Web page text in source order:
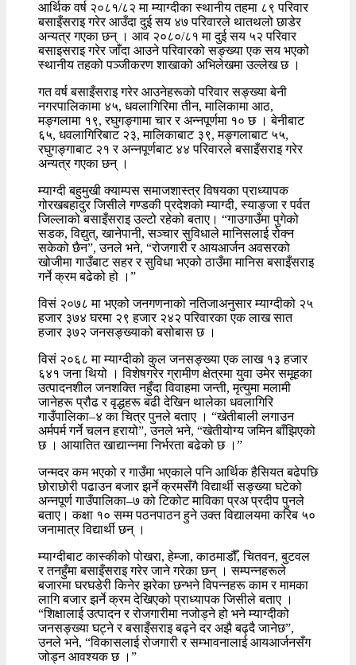
आर्थिक वर्ष २०८१/८२ मा म्याग्दीका स्थानीय तहमा ८९ परिवार
बसाइँसराइ गरेर आउँदा दुई सय ४७ परिवारले थातथलो छाडेर
अन्यत्र गएका छन् । आव २०८०/८१ मा दुई सय ५२ परिवार
बसाइसराइ गरेर जाँदा आउने परिवारको सङ्ख्या एक सय भएको
स्थानीय तहको पञ्जीकरण शाखाको अभिलेखमा उल्लेख छ ।
गत वर्ष बसाइँसराइ गरेर आउनेहरूको परिवार सङ्ख्या बेनी
नगरपालिकामा ४५, धवलागिरिमा तीन, मालिकामा आठ,
मङ्गलामा १९, रघुगङ्गामा चार र अन्नपूर्णमा १० छ । बेनीबाट
६५, धवलागिरिबाट २३, मालिकाबाट ३९, मङ्गलाबाट ५५,
रघुगङ्गाबाट २१ र अन्नपूर्णबाट ४४ परिवारले बसाइँसराइ गरेर
अन्यत्र गएका छन् ।
म्याग्दी बहुमुखी क्याम्पस समाजशास्त्र विषयका प्राध्यापक
गोरखबहादुर जिसीले गण्डकी प्रदेशको म्याग्दी, स्याङ्जा र पर्वत
जिल्लाको बसाइँसराइ उल्टो रहेको बताए। “गाउगाउँमा पुगेको
सडक, विद्युत्, खानेपानी, सञ्चार सुविधाले मानिसलाई रोक्न
सकेको छैन”, उनले भने, “रोजगारी र आयआर्जन अवसरको
खोजीमा गाउँबाट सहर र सुविधा भएको ठाउँमा मानिस बसाइँसराइ
गर्ने क्रम बढेको हो ।”
विसं २०७८ मा भएको जनगणनाको नतिजाअनुसार म्याग्दीको २५
हजार ३७४ घरमा २९ हजार २४२ परिवारका एक लाख सात
हजार ३७२ जनसङ्ख्याको बसोबास छ ।
विसं २०६८ मा म्याग्दीको कुल जनसङ्ख्या एक लाख १३ हजार
६४१ जना थियो । विशेषगरेर ग्रामीण क्षेत्रमा युवा उमेर समूहका
उत्पादनशील जनशक्ति नहुँदा विवाहमा जन्ती, मृत्युमा मलामी
जानेहरू प्रौढ र वृद्धहरू बढी देखिन थालेका धवलागिरि
गाउँपालिका–४ का चित्र पुनले बताए । “खेतीबाली लगाउन
अर्मपर्म गर्ने चलन हरायो”, उनले भने, “खेतीयोग्य जमिन बाँझिएको
छ । आयातित खाद्यान्नमा निर्भरता बढेको छ ।”
जन्मदर कम भएको र गाउँमा भएकाले पनि आर्थिक हैसियत बढेपछि
छोराछोरी पढाउन बजार झर्ने क्रमसँगै विद्यार्थी सङ्ख्या घटेको
अन्नपूर्ण गाउँपालिका–७ को टिकोट माविका प्रअ प्रदीप पुनले
बताए। कक्षा १० सम्म पठनपाठन हुने उक्त विद्यालयमा करिब ५०
जनामात्र विद्यार्थी छन् ।
म्याग्दीबाट कास्कीको पोखरा, हेम्जा, काठमाडौँ, चितवन, बुटवल
र तनहुँमा बसाइँसराइ गरेर जाने गरेका छन् । सम्पन्नहरूले
बजारमा घरघडेरी किनेर झरेका छन्भने विपन्नहरू काम र मामका
लागि बजार झर्ने क्रम देखिएको प्राध्यापक जिसीले बताए ।
“शिक्षालाई उत्पादन र रोजगारीमा नजोड्ने हो भने म्याग्दीको
जनसङ्ख्या घट्ने र बसाइँसराइ बढ्ने दर अझै बढ्दै जानेछ”,
उनले भने, “विकासलाई रोजगारी र सम्भावनालाई आयआर्जनसँग
जोड्न आवश्यक छ ।”